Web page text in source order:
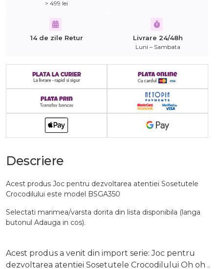
> 499 lei
14 de zile Retur Livrare 24/48h
Luni – Sambata
Descriere
Acest produs Joc pentru dezvoltarea atentiei Sosetutele
Crocodilului este model BSGA350
Selectati marimea/varsta dorita din lista disponibila (langa
butonul Adauga in cos).
Acest produs a venit din import serie: Joc pentru
dezvoltarea atentiei Sosetutele Crocodilului Oh oh ..